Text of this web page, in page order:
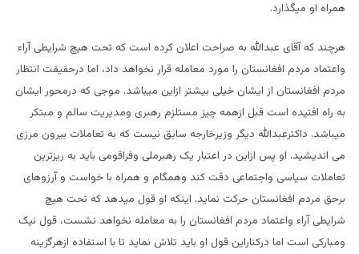
همراه او میگذارد.
هرچند که آقای عبدالله به صراحت اعلان کرده است که تحت هیچ شرایطی آراء
واعتماد مردم افغانستان را مورد معامله قرار نخواهد داد، اما درحقیقت انتظار
مردم افغانستان از ایشان خیلی بیشتر ازاین میباشد. موجی که درمحور ایشان
به راه افتیده است قبل ازهمه چیز مستلزم رهبری ومدیریت سالم و مبتکر
میباشد. داکترعبدالله دیگر وزیرخارجه سابق نیست که به تعاملات بیرون مرزی
می اندیشید. او پس ازاین در اعتبار یک رهبرملی وفراقومی باید به ریزترین
تعاملات سیاسی واجتماعی دقت کند وهمگام و همراه با خواست و آرزوهای
برحق مردم افغانستان حرکت نماید. اینکه او قول میدهد که تحت هیچ
شرایطی آراء واعتماد مردم افغانستان را به معامله نخواهد نشست، قول نیک
ومبارکی است اما درکناراین قول او باید تلاش نماید تا با استفاده ازهرگزینه